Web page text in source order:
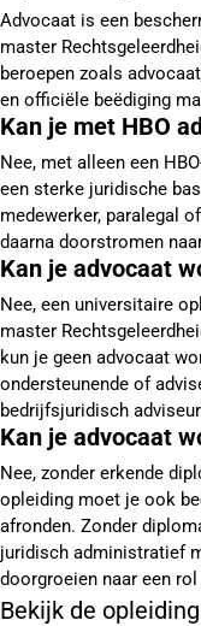
Advocaat is een
master
beroepen zoals
en officiële beëdiging
Kan je met HBO
Nee, met alleen een
een sterke juridische
medewerker, paralegal
daarna doorstromen
Kan je advocaat
Nee, een universitaire
master
kun je geen advocaat
ondersteunende of
bedrijfsjuridisch
Kan je advocaat
Nee, zonder erkende
opleiding moet je ook
afronden. Zonder
juridisch administratief
doorgroeien naar een
Bekijk de